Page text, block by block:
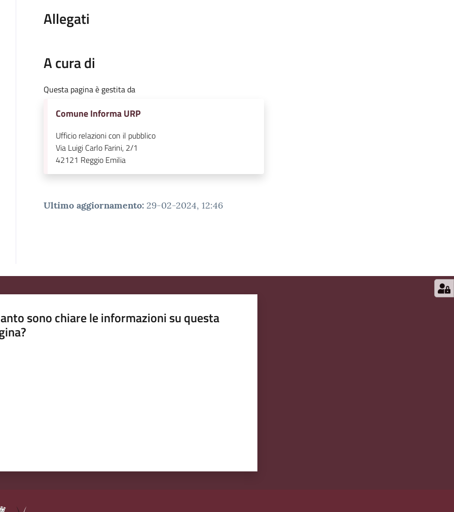
Allegati
A cura di
Questa pagina è gestita da
Comune Informa URP
Ufficio relazioni con il pubblico
Via Luigi Carlo Farini, 2/1
42121 Reggio Emilia
Ultimo aggiornamento: 29-02-2024, 12:46
sono chiare le informazioni su questa